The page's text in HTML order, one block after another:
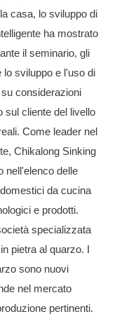
casa, lo sviluppo di
ha mostrato
il seminario, gli
lo sviluppo e l'uso di
considerazioni
sul cliente del livello
Come leader nel
Chikalong Sinking
nell'elenco delle
da cucina
e prodotti.
specializzata
pietra al quarzo. I
sono nuovi
nel mercato
pertinenti.